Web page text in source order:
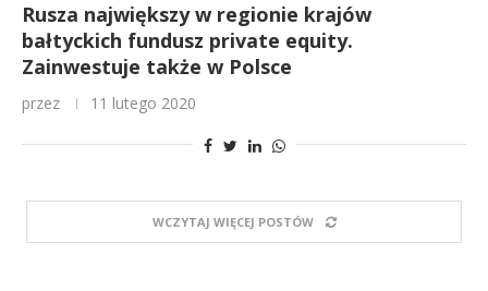
Rusza największy w regionie krajów
bałtyckich fundusz private equity.
Zainwestuje także w Polsce
przez 11 lutego 2020
WCZYTAJ WIĘCEJ POSTÓW